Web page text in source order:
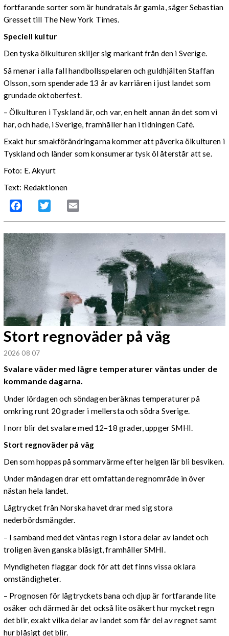
fortfarande sorter som är hundratals år gamla, säger Sebastian
Gresset till The New York Times.
Speciell kultur
Den tyska ölkulturen skiljer sig markant från den i Sverige.
Så menar i alla fall handbollsspelaren och guldhjälten Staffan
Olsson, som spenderade 13 år av karriären i just landet som
grundade oktoberfest.
– Ölkulturen i Tyskland är, och var, en helt annan än det som vi
har, och hade, i Sverige, framhåller han i tidningen Café.
Exakt hur smakförändringarna kommer att påverka ölkulturen i
Tyskland och länder som konsumerar tysk öl återstår att se.
Foto: E. Akyurt
Text: Redaktionen
Facebook Twitter
Stort regnoväder på väg
2026 08 07
Svalare väder med lägre temperaturer väntas under de
kommande dagarna.
Under lördagen och söndagen beräknas temperaturer på
omkring runt 20 grader i mellersta och södra Sverige.
I norr blir det svalare med 12–18 grader, uppger SMHI.
Stort regnoväder på väg
Den som hoppas på sommarvärme efter helgen lär bli besviken.
Under måndagen drar ett omfattande regnområde in över
nästan hela landet.
Lågtrycket från Norska havet drar med sig stora
nederbördsmängder.
– I samband med det väntas regn i stora delar av landet och
troligen även ganska blåsigt, framhåller SMHI.
Myndigheten flaggar dock för att det finns vissa oklara
omständigheter.
– Prognosen för lågtryckets bana och djup är fortfarande lite
osäker och därmed är det också lite osäkert hur mycket regn
det blir, exakt vilka delar av landet som får del av regnet samt
hur blåsigt det blir.